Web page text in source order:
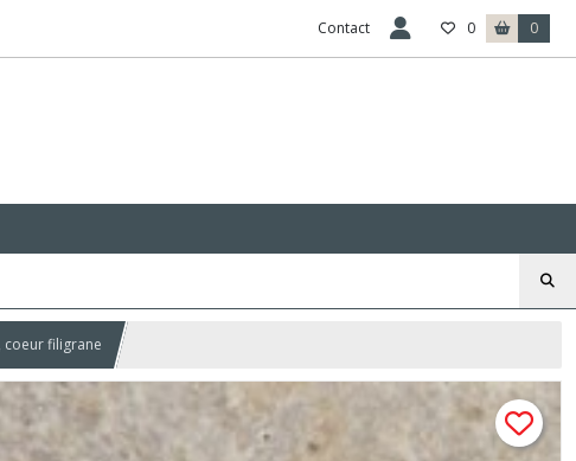
Contact 0 0
filigrane